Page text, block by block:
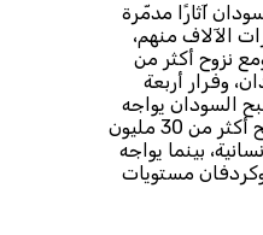
آثارًا مدمّرة
الآلاف منهم،
نزوح أكثر من
وفرار أربعة
السودان يواجه
أسوأ أزمة نزوح في العالم. وأصبح أكثر من 30 مليون
بينما يواجه
مستويات